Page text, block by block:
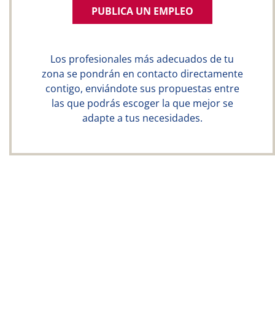
PUBLICA UN EMPLEO
Los profesionales más adecuados de tu
zona se pondrán en contacto directamente
contigo, enviándote sus propuestas entre
las que podrás escoger la que mejor se
adapte a tus necesidades.